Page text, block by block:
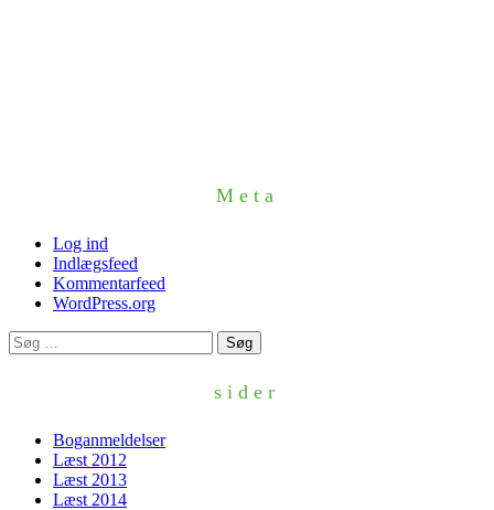
Meta
Log ind
Indlægsfeed
Kommentarfeed
WordPress.org
Søg
efter:
sider
Boganmeldelser
Læst 2012
Læst 2013
Læst 2014